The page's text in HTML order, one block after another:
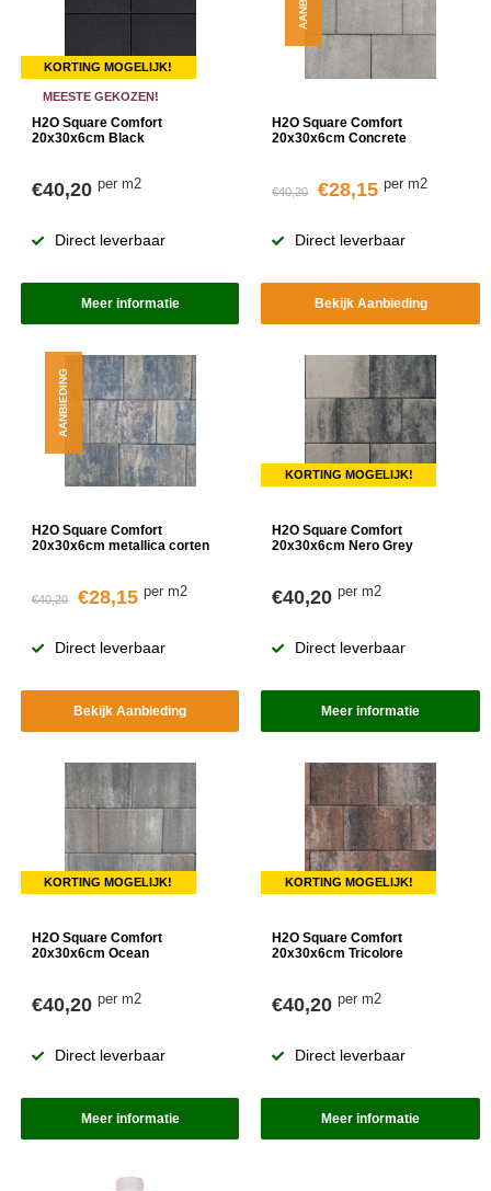
KORTING MOGELIJK!
MEESTE GEKOZEN!
H2O Square Comfort
20x30x6cm Black
€40,20 per m2
Direct leverbaar
Meer informatie
H2O Square Comfort
20x30x6cm Concrete
€40,20 €28,15 per m2
Direct leverbaar
Bekijk Aanbieding
H2O Square Comfort
20x30x6cm metallica corten
€40,20 €28,15 per m2
Direct leverbaar
AANBIEDING
Bekijk Aanbieding
KORTING MOGELIJK!
H2O Square Comfort
20x30x6cm Nero Grey
€40,20per m2
Direct leverbaar
Meer informatie
KORTING MOGELIJK!
H2O Square Comfort
20x30x6cm Ocean
€40,20 per m2
Direct leverbaar
Meer informatie
KORTING MOGELIJK!
H2O Square Comfort
20x30x6cm Tricolore
€40,20per m2
Direct leverbaar
Meer informatie